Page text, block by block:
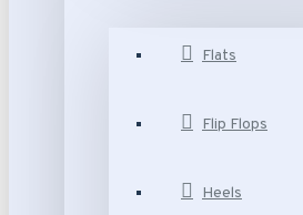
Flats
Flip Flops
Heels